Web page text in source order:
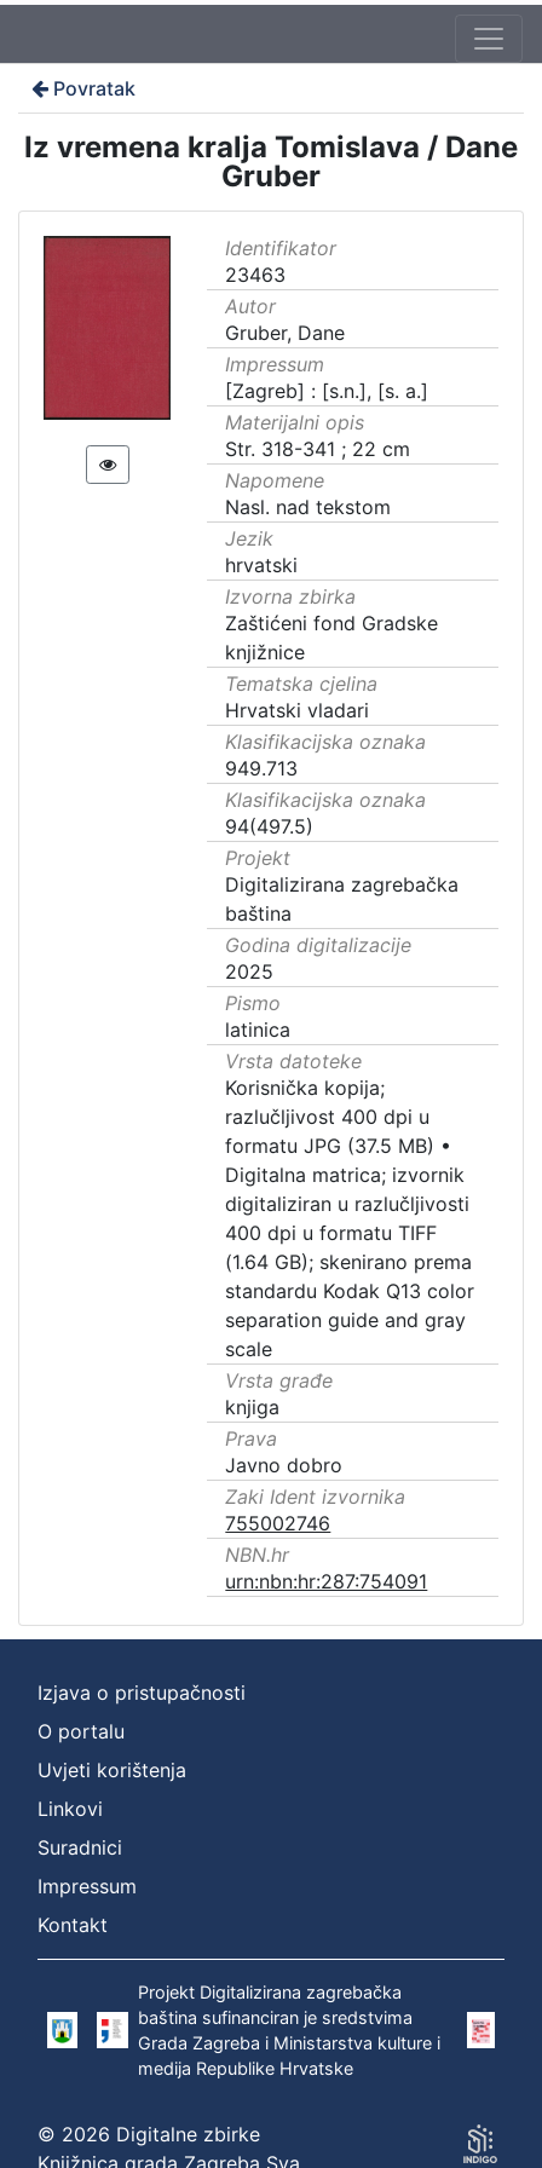
Povratak
Iz vremena kralja Tomislava / Dane
Gruber
Identifikator
23463
Autor
Gruber, Dane
Impressum
[Zagreb] : [s.n.], [s. a.]
Materijalni opis
Str. 318-341 ; 22 cm
Napomene
Nasl. nad tekstom
Jezik
hrvatski
Izvorna zbirka
Zaštićeni fond Gradske
knjižnice
Tematska cjelina
Hrvatski vladari
Klasifikacijska oznaka
949.713
Klasifikacijska oznaka
94(497.5)
Projekt
Digitalizirana zagrebačka
baština
Godina digitalizacije
2025
Pismo
latinica
Vrsta datoteke
Korisnička kopija;
razlučljivost 400 dpi u
formatu JPG (37.5 MB) •
Digitalna matrica; izvornik
digitaliziran u razlučljivosti
400 dpi u formatu TIFF
(1.64 GB); skenirano prema
standardu Kodak Q13 color
separation guide and gray
scale
Vrsta građe
knjiga
Prava
Javno dobro
Zaki Ident izvornika
755002746
NBN.hr
urn:nbn:hr:287:754091
Izjava o pristupačnosti
O portalu
Uvjeti korištenja
Linkovi
Suradnici
Impressum
Kontakt
Projekt Digitalizirana zagrebačka
baština sufinanciran je sredstvima
Grada Zagreba i Ministarstva kulture i
medija Republike Hrvatske
© 2026 Digitalne zbirke
Knjižnica grada Zagreba Sva